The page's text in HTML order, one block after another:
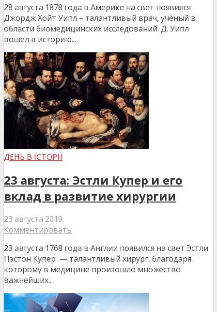
28 августа 1878 года в Америке на свет появился
Джордж Хойт Уипл – талантливый врач, учёный в
области биомедицинских исследований. Д. Уипл
вошел в историю...
ДЕНЬ В ІСТОРІЇ
23 августа: Эстли Купер и его
вклад в развитие хирургии
23 августа 2019
Комментировать
23 августа 1768 года в Англии появился на свет Эстли
Пэстон Купер — талантливый хирург, благодаря
которому в медицине произошло множество
важнейших...